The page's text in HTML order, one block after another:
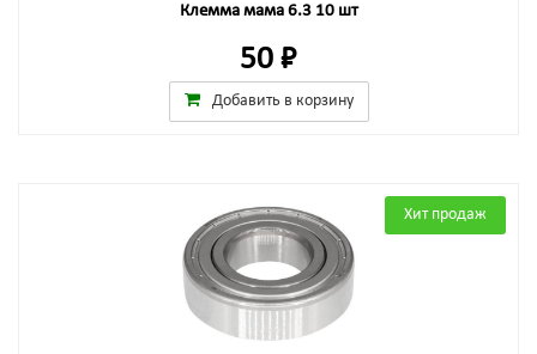
Клемма мама 6.3 10 шт
50 ₽
Добавить в корзину
Хит продаж